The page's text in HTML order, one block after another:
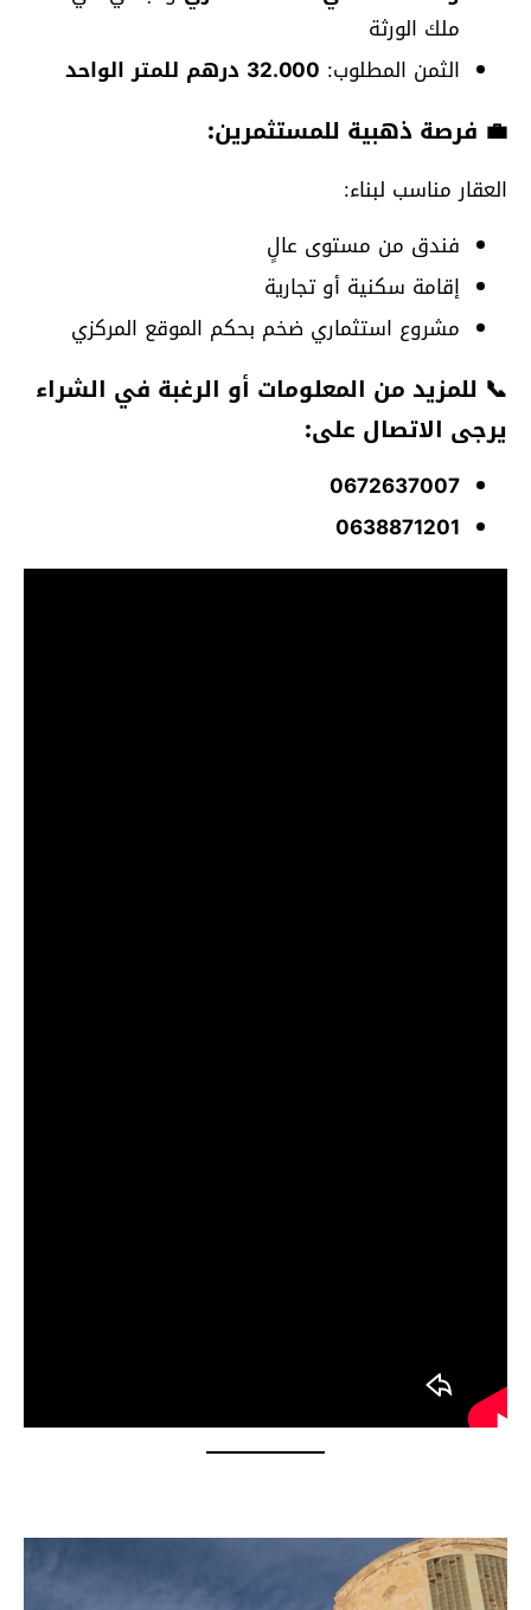
ملك الورثة
الثمن المطلوب: 32.000 درهم للمتر الواحد
💼 فرصة ذهبية للمستثمرين:
العقار مناسب لبناء:
فندق من مستوى عالٍ
إقامة سكنية أو تجارية
مشروع استثماري ضخم بحكم الموقع المركزي
📞 للمزيد من المعلومات أو الرغبة في الشراء
يرجى الاتصال على:
0672637007
0638871201